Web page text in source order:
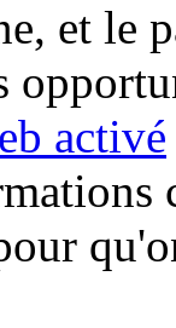
et le
activé